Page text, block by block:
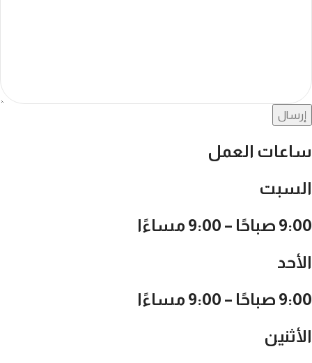
إرسال
ساعات العمل
السبت
9:00 صباحًا – 9:00 مساءًا
الأحد
9:00 صباحًا – 9:00 مساءًا
الأثنين